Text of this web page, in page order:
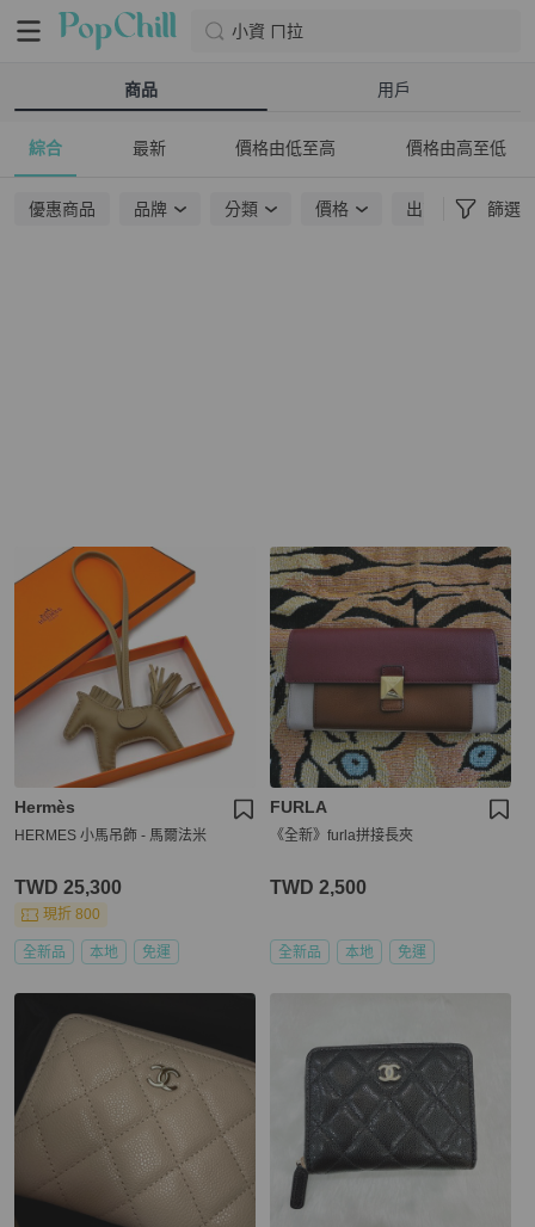
小資 ㄇ拉
商品 用戶
綜合 最新 價格由低至高 價格由高至低
優惠商品 品牌 分類 價格 出貨地點 篩選
Hermès
HERMES 小馬吊飾 - 馬爾法米
TWD 25,300
現折 800
全新品 本地 免運
FURLA
《全新》furla拼接長夾
TWD 2,500
全新品 本地 免運